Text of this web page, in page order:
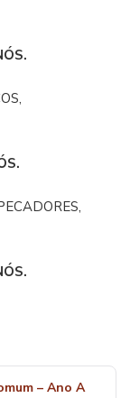
– Ano A